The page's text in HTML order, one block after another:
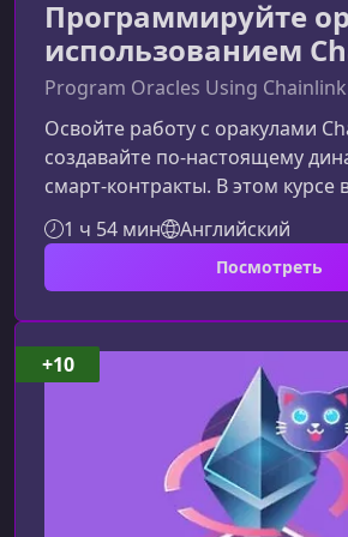
Программируйте
использованием
Program Oracles Using Chainlink
Освойте работу с оракулами
создавайте по‑настоящему
смарт‑контракты. В этом курсе
шагом научитесь подключать
данные, выполнять
построите собственную
подходит тем, кто хочет
контрактов к реальным
Web3‑приложениям.Что вы
оракулами ChainlinkВы
оракулов, узнаете, как подключ
1 ч 54 мин Английский
Посмотреть
+10